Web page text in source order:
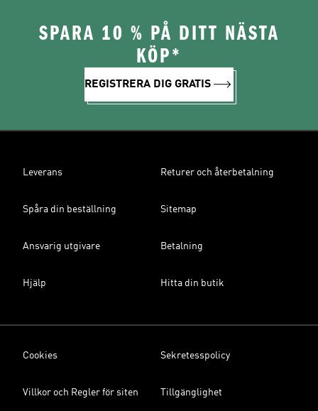
SPARA 10 % PÅ DITT NÄSTA
KÖP*
REGISTRERA DIG GRATIS
Leverans Returer och återbetalning
Spåra din beställning Sitemap
Ansvarig utgivare Betalning
Hjälp Hitta din butik
Cookies Sekretesspolicy
Villkor och Regler för siten Tillgänglighet